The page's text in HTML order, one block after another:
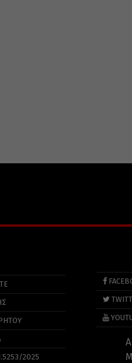
2025